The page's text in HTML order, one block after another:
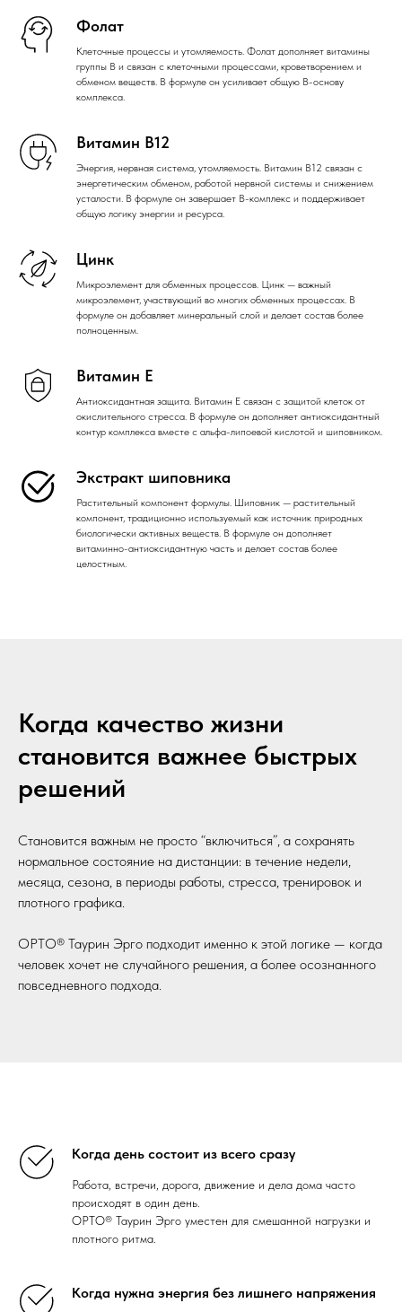
Фолат
Клеточные процессы и утомляемость. Фолат дополняет витамины
группы B и связан с клеточными процессами, кроветворением и
обменом веществ. В формуле он усиливает общую B-основу
комплекса.
Витамин B12
Энергия, нервная система, утомляемость. Витамин B12 связан с
энергетическим обменом, работой нервной системы и снижением
усталости. В формуле он завершает B-комплекс и поддерживает
общую логику энергии и ресурса.
Цинк
Микроэлемент для обменных процессов. Цинк — важный
микроэлемент, участвующий во многих обменных процессах. В
формуле он добавляет минеральный слой и делает состав более
полноценным.
Витамин E
Антиоксидантная защита. Витамин E связан с защитой клеток от
окислительного стресса. В формуле он дополняет антиоксидантный
контур комплекса вместе с альфа-липоевой кислотой и шиповником.
Экстракт шиповника
Растительный компонент формулы. Шиповник — растительный
компонент, традиционно используемый как источник природных
биологически активных веществ. В формуле он дополняет
витаминно-антиоксидантную часть и делает состав более
целостным.
Когда качество жизни
становится важнее быстрых
решений
Становится важным не просто “включиться”, а сохранять
нормальное состояние на дистанции: в течение недели,
месяца, сезона, в периоды работы, стресса, тренировок и
плотного графика.
ОРТО® Таурин Эрго подходит именно к этой логике — когда
человек хочет не случайного решения, а более осознанного
повседневного подхода.
Когда день состоит из всего сразу
Работа, встречи, дорога, движение и дела дома часто
происходят в один день.
ОРТО® Таурин Эрго уместен для смешанной нагрузки и
плотного ритма.
Когда нужна энергия без лишнего напряжения